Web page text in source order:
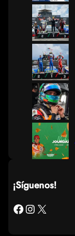
¡Síguenos!
Facebook Instagram X